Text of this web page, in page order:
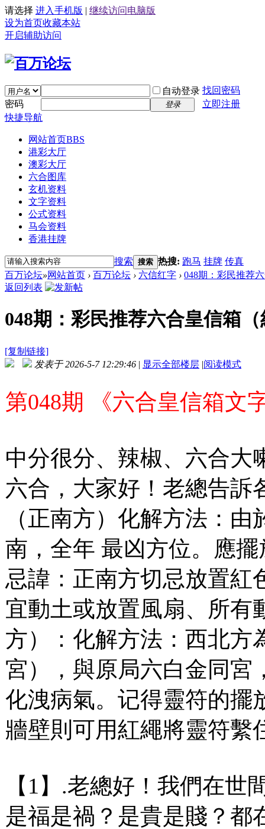
请选择 进入手机版 | 继续访问电脑版
设为首页收藏本站
开启辅助访问
自动登录 找回密码
密码
登录
立即注册
快捷导航
网站首页BBS
港彩大厅
澳彩大厅
六合图库
玄机资料
文字资料
公式资料
马会资料
香港挂牌
搜索 搜索 热搜: 跑马 挂牌 传真
百万论坛»网站首页 › 百万论坛 › 六信红字 › 048期：彩民推荐
返回列表
048期：彩民推荐六合皇信箱
[复制链接]
发表于 2026-5-7 12:29:46 | 显示全部楼层 |阅读模式
第048期 《六合皇信箱文
中分很分、辣椒、六合大
六合，大家好！老總告訴
（正南方）化解方法：
南，全年 最凶方位。應
忌諱：正南方切忌放置紅
宜動土或放置風扇、所有
方）：化解方法：西北方
宮），與原局六白金同宮
化洩病氣。记得靈符的擺
牆壁則可用紅繩將靈符繫
【1】.老總好！我們在
是福是禍？是貴是賤？都